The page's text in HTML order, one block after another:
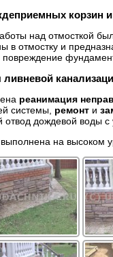
корзин и
над отмосткой
в отмостку и
повреждение
ливневой
реанимация
системы, ремонт и
дождевой воды с
на высоком